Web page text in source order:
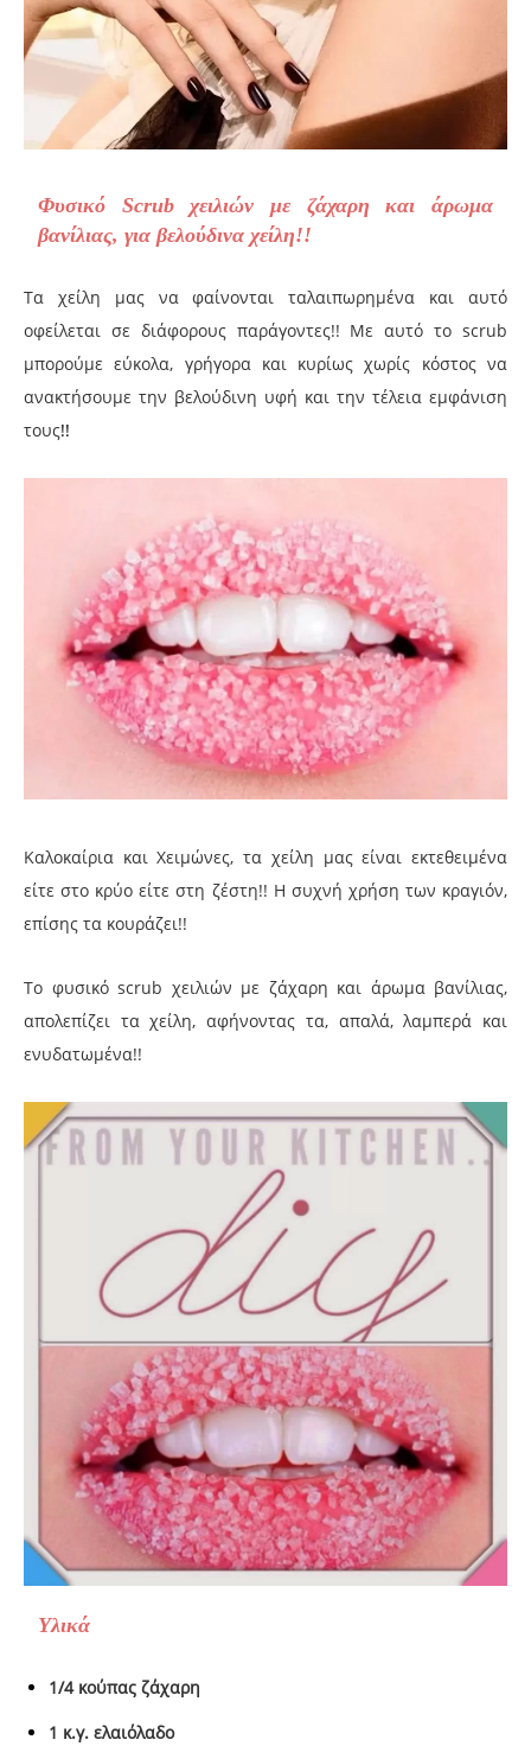
Φυσικό Scrub χειλιών με ζάχαρη και άρωμα
βανίλιας, για βελούδινα χείλη!!
Τα χείλη μας να φαίνονται ταλαιπωρημένα και αυτό
οφείλεται σε διάφορους παράγοντες!! Με αυτό το scrub
μπορούμε εύκολα, γρήγορα και κυρίως χωρίς κόστος να
ανακτήσουμε την βελούδινη υφή και την τέλεια εμφάνιση
τους!!
Καλοκαίρια και Χειμώνες, τα χείλη μας είναι εκτεθειμένα
είτε στο κρύο είτε στη ζέστη!! Η συχνή χρήση των κραγιόν,
επίσης τα κουράζει!!
Το φυσικό scrub χειλιών με ζάχαρη και άρωμα βανίλιας,
απολεπίζει τα χείλη, αφήνοντας τα, απαλά, λαμπερά και
ενυδατωμένα!!
Υλικά
1/4 κούπας ζάχαρη
1 κ.γ. ελαιόλαδο